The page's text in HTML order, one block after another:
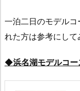
一泊二日のモデル
れた方は参考にして
◆浜名湖モデルコー